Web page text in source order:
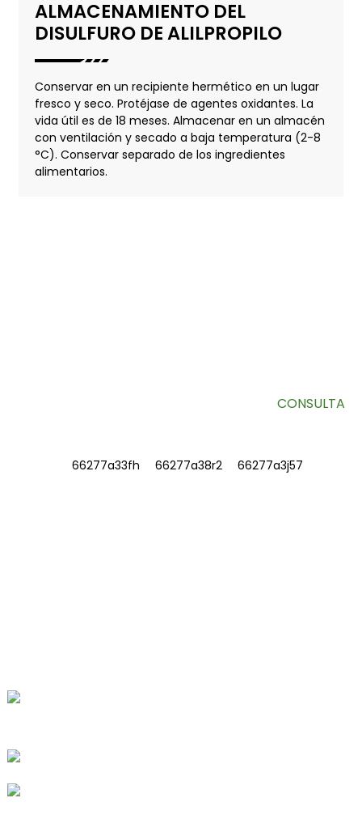
ALMACENAMIENTO DEL
DISULFURO DE ALILPROPILO
Conservar en un recipiente hermético en un lugar
fresco y seco. Protéjase de agentes oxidantes. La
vida útil es de 18 meses. Almacenar en un almacén
con ventilación y secado a baja temperatura (2-8
°C). Conservar separado de los ingredientes
alimentarios.
CONSULTA